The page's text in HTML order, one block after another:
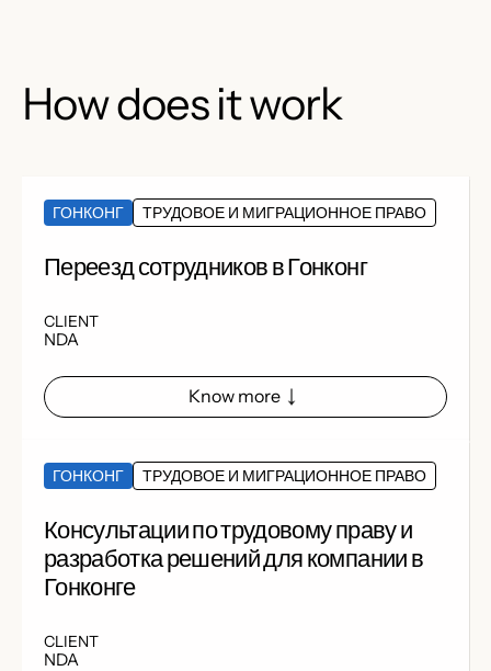
How does it work
ГОНКОНГ ТРУДОВОЕ И МИГРАЦИОННОЕ ПРАВО
Переезд сотрудников в Гонконг
CLIENT
NDA
Know more
ГОНКОНГ ТРУДОВОЕ И МИГРАЦИОННОЕ ПРАВО
Консультации по трудовому праву и
разработка решений для компании в
Гонконге
CLIENT
NDA